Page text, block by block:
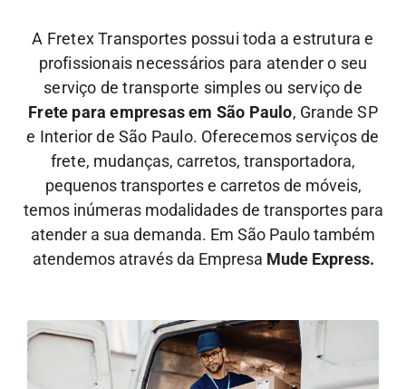
A Fretex Transportes possui toda a estrutura e
profissionais necessários para atender o seu
serviço de transporte simples ou serviço de
Frete para empresas em São Paulo, Grande SP
e Interior de São Paulo. Oferecemos serviços de
frete, mudanças, carretos, transportadora,
pequenos transportes e carretos de móveis,
temos inúmeras modalidades de transportes para
atender a sua demanda. Em São Paulo também
atendemos através da Empresa Mude Express.